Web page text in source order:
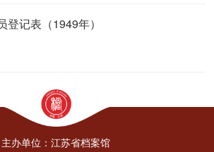
记表（1949年）
主办单位：江苏省档案馆